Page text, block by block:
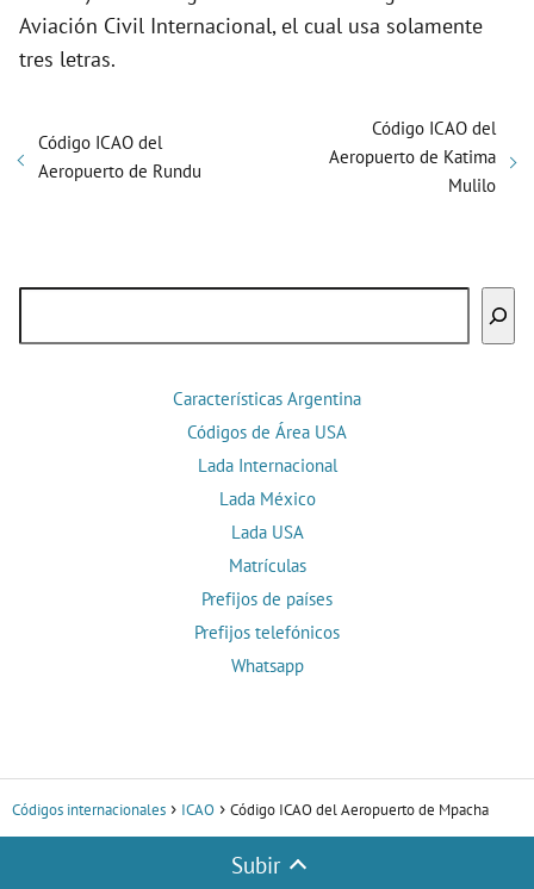
Aviación Civil Internacional, el cual usa solamente
tres letras.
Código ICAO del
Aeropuerto de Rundu
Código ICAO del
Aeropuerto de Katima
Mulilo
Características Argentina
Códigos de Área USA
Lada Internacional
Lada México
Lada USA
Matrículas
Prefijos de países
Prefijos telefónicos
Whatsapp
Códigos internacionales ICAO Código ICAO del Aeropuerto de Mpacha
Subir